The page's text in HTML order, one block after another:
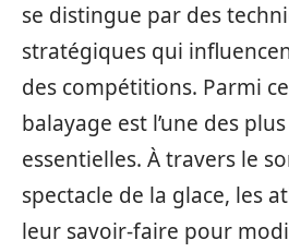
se distingue par des
stratégiques qui
des compétitions. Parmi
balayage est l’une des
essentielles. À travers le
spectacle de la glace, les
leur savoir-faire pour